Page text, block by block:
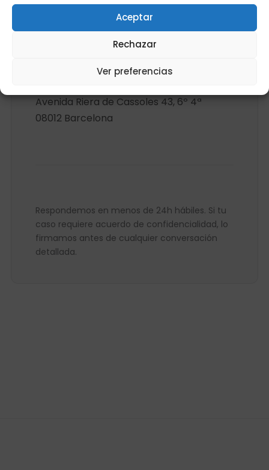
Aceptar
Rechazar
Ver preferencias
+34 669 455 585
Avenida Riera de Cassoles 43, 6º 4ª
08012 Barcelona
Respondemos en menos de 24h hábiles. Si tu
caso requiere acuerdo de confidencialidad, lo
firmamos antes de cualquier conversación
detallada.